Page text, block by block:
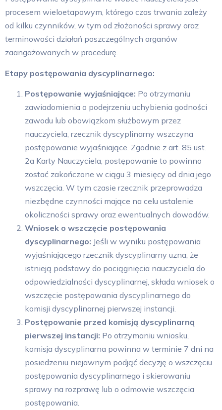
procesem wieloetapowym, którego czas trwania zależy
od kilku czynników, w tym od złożoności sprawy oraz
terminowości działań poszczególnych organów
zaangażowanych w procedurę.
Etapy postępowania dyscyplinarnego:
Postępowanie wyjaśniające: Po otrzymaniu
zawiadomienia o podejrzeniu uchybienia godności
zawodu lub obowiązkom służbowym przez
nauczyciela, rzecznik dyscyplinarny wszczyna
postępowanie wyjaśniające. Zgodnie z art. 85 ust.
2a Karty Nauczyciela, postępowanie to powinno
zostać zakończone w ciągu 3 miesięcy od dnia jego
wszczęcia. W tym czasie rzecznik przeprowadza
niezbędne czynności mające na celu ustalenie
okoliczności sprawy oraz ewentualnych dowodów.
Wniosek o wszczęcie postępowania
dyscyplinarnego: Jeśli w wyniku postępowania
wyjaśniającego rzecznik dyscyplinarny uzna, że
istnieją podstawy do pociągnięcia nauczyciela do
odpowiedzialności dyscyplinarnej, składa wniosek o
wszczęcie postępowania dyscyplinarnego do
komisji dyscyplinarnej pierwszej instancji.
Postępowanie przed komisją dyscyplinarną
pierwszej instancji: Po otrzymaniu wniosku,
komisja dyscyplinarna powinna w terminie 7 dni na
posiedzeniu niejawnym podjąć decyzję o wszczęciu
postępowania dyscyplinarnego i skierowaniu
sprawy na rozprawę lub o odmowie wszczęcia
postępowania.